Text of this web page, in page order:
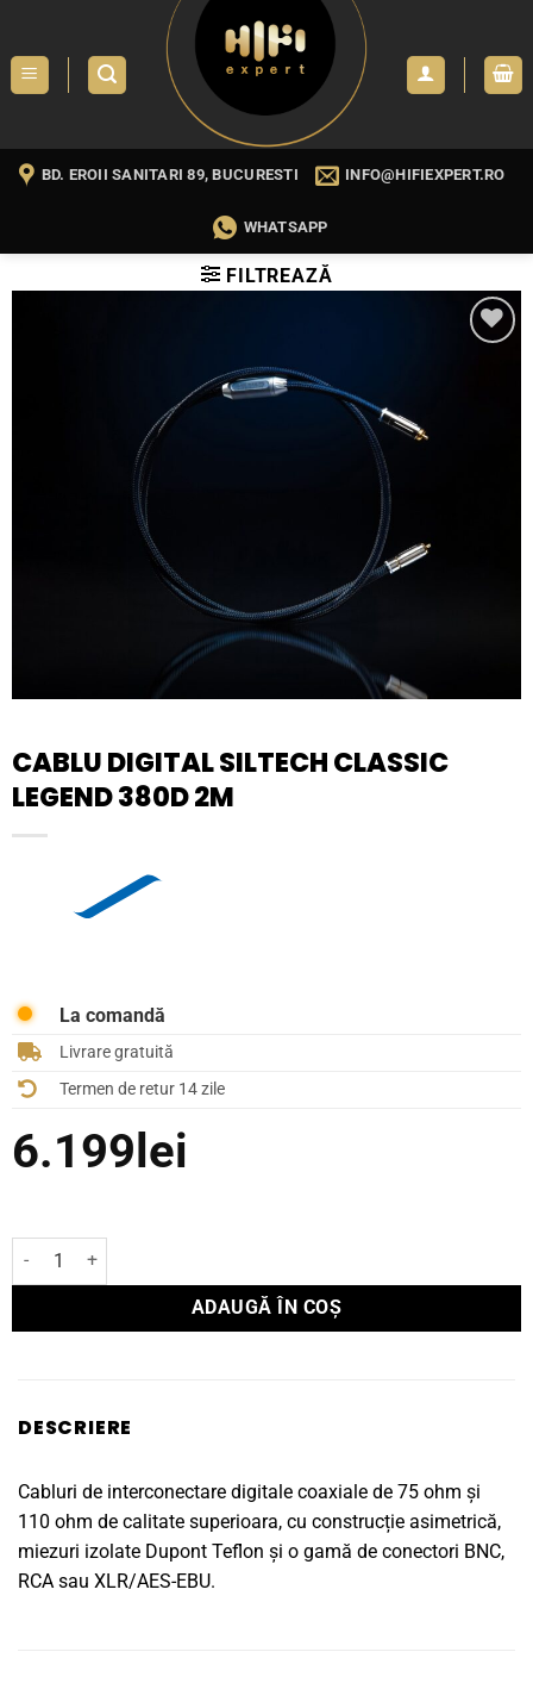
content
BD. EROII SANITARI 89, BUCURESTI INFO@HIFIEXPERT.RO
WHATSAPP
FILTREAZĂ
CABLU DIGITAL SILTECH CLASSIC
LEGEND 380D 2M
La comandă
Livrare gratuită
Termen de retur 14 zile
6.199lei
Cantitate Cablu Digital Siltech Classic Legend 380D 2m
ADAUGĂ ÎN COȘ
DESCRIERE
Cabluri de interconectare digitale coaxiale de 75 ohm și
110 ohm de calitate superioara, cu construcție asimetrică,
miezuri izolate Dupont Teflon și o gamă de conectori BNC,
RCA sau XLR/AES-EBU.